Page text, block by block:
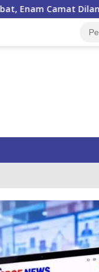
Aceh Jaya